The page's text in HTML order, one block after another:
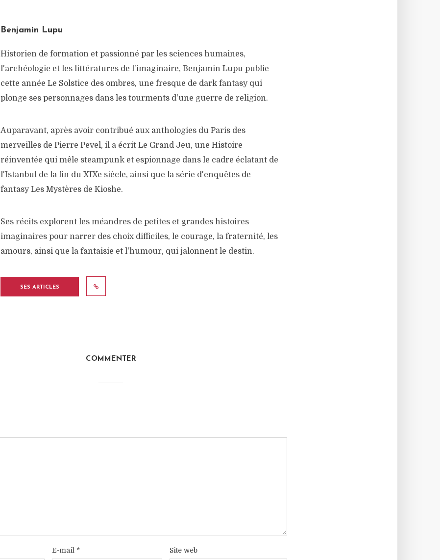
Benjamin Lupu
Historien de formation et passionné par les sciences humaines,
l'archéologie et les littératures de l'imaginaire, Benjamin Lupu publie
cette année Le Solstice des ombres, une fresque de dark fantasy qui
plonge ses personnages dans les tourments d'une guerre de religion.
Auparavant, après avoir contribué aux anthologies du Paris des
merveilles de Pierre Pevel, il a écrit Le Grand Jeu, une Histoire
réinventée qui mêle steampunk et espionnage dans le cadre éclatant de
l'Istanbul de la fin du XIXe siècle, ainsi que la série d'enquêtes de
fantasy Les Mystères de Kioshe.
Ses récits explorent les méandres de petites et grandes histoires
imaginaires pour narrer des choix difficiles, le courage, la fraternité, les
amours, ainsi que la fantaisie et l'humour, qui jalonnent le destin.
SES ARTICLES
COMMENTER
E-mail * Site web